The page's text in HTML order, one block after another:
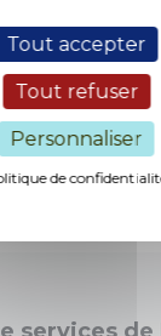
Tout accepter
Tout refuser
Personnaliser
de
Justice
agricole (MSA)
et de la